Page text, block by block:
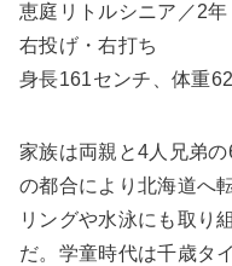
恵庭リトルシニア／2年
右投げ・右打ち
身長161センチ、体重62
家族は両親と4人兄弟
の都合により北海道へ
リングや水泳にも取り
だ。学童時代は千歳タ